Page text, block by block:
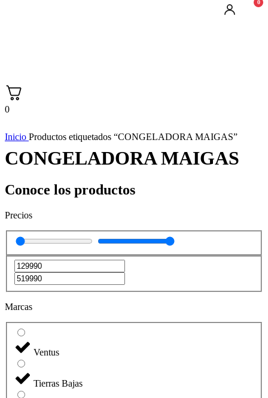
0
0
Inicio Productos etiquetados “CONGELADORA MAIGAS”
CONGELADORA MAIGAS
Conoce los productos
Precios
Marcas
Ventus
Tierras Bajas